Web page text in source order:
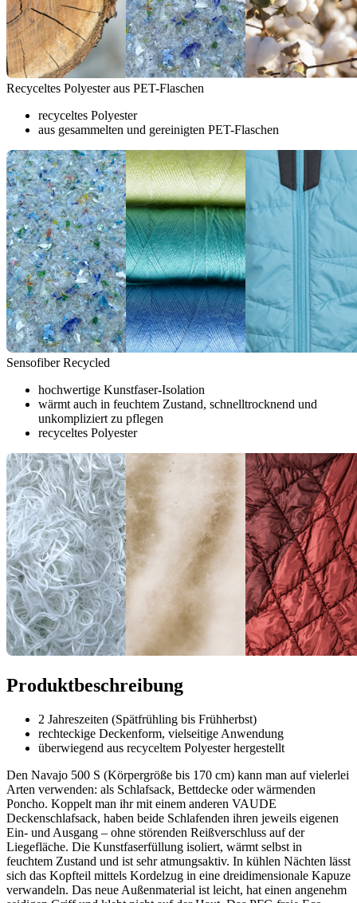
Recyceltes Polyester aus PET-Flaschen
recyceltes Polyester
aus gesammelten und gereinigten PET-Flaschen
Sensofiber Recycled
hochwertige Kunstfaser-Isolation
wärmt auch in feuchtem Zustand, schnelltrocknend und
unkompliziert zu pflegen
recyceltes Polyester
Produktbeschreibung
2 Jahreszeiten (Spätfrühling bis Frühherbst)
rechteckige Deckenform, vielseitige Anwendung
überwiegend aus recyceltem Polyester hergestellt
Den Navajo 500 S (Körpergröße bis 170 cm) kann man auf vielerlei
Arten verwenden: als Schlafsack, Bettdecke oder wärmenden
Poncho. Koppelt man ihr mit einem anderen VAUDE
Deckenschlafsack, haben beide Schlafenden ihren jeweils eigenen
Ein- und Ausgang – ohne störenden Reißverschluss auf der
Liegefläche. Die Kunstfaserfüllung isoliert, wärmt selbst in
feuchtem Zustand und ist sehr atmungsaktiv. In kühlen Nächten lässt
sich das Kopfteil mittels Kordelzug in eine dreidimensionale Kapuze
verwandeln. Das neue Außenmaterial ist leicht, hat einen angenehm